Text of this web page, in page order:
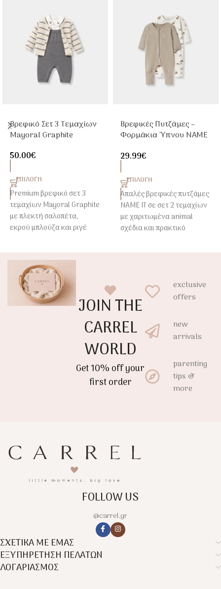
Βρεφικό Σετ 3 Τεμαχίων
Mayoral Graphite
50.00€
ΕΠΙΛΟΓΉ
Premium βρεφικό σετ 3
τεμαχίων Mayoral Graphite
με πλεκτή σαλοπέτα,
εκρού μπλούζα και ριγέ
συνδυάζει άνεση και
διαχρονικό στυλ.
Βρεφικές Πυτζάμες –
Φορμάκια Ύπνου NAME
Φερμουάρ
29.99€
ΕΠΙΛΟΓΉ
Απαλές βρεφικές πυτζάμες
NAME IT σε σετ 2 τεμαχίων
με χαριτωμένα animal
σχέδια και πρακτικό
ξεκούραστο ύπνο κάθε
JOIN THE
CARREL
WORLD
Get 10% off your
first order
exclusive
offers
new
arrivals
parenting
tips &
more
FOLLOW US
@carrel.gr
ΣΧΕΤΙΚΑ ΜΕ ΕΜΑΣ
ΕΞΥΠΗΡΕΤΗΣΗ ΠΕΛΑΤΩΝ
ΛΟΓΑΡΙΑΣΜΟΣ